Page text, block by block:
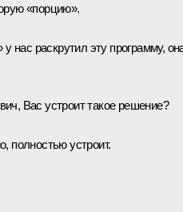
«порцию».
нас раскрутил эту программу,
Вас устроит такое решение?
полностью устроит.